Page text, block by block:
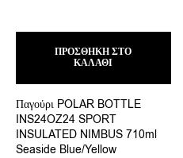
ΠΡΟΣΘΉΚΗ ΣΤΟ
ΚΑΛΆΘΙ
Παγούρι POLAR BOTTLE
INS24OZ24 SPORT
INSULATED NIMBUS 710ml
Seaside Blue/Yellow